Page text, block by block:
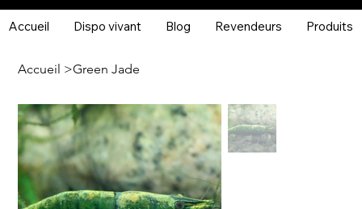
Accueil Dispo vivant Blog Revendeurs Produits
Accueil >Green Jade